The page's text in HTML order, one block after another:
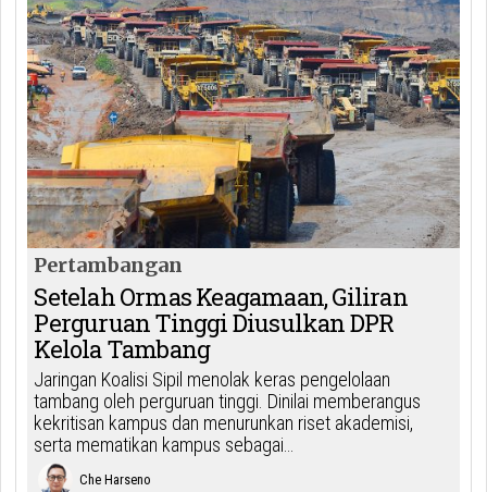
Pertambangan
Setelah Ormas Keagamaan, Giliran
Perguruan Tinggi Diusulkan DPR
Kelola Tambang
Jaringan Koalisi Sipil menolak keras pengelolaan
tambang oleh perguruan tinggi. Dinilai memberangus
kekritisan kampus dan menurunkan riset akademisi,
serta mematikan kampus sebagai…
Che Harseno